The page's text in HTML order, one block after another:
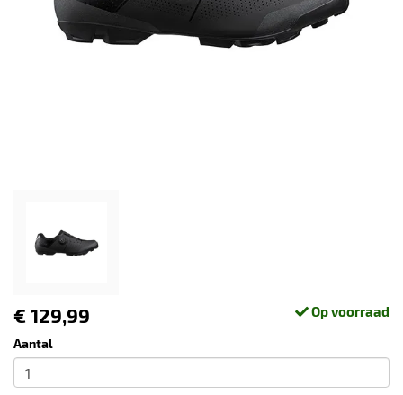
€ 129,99 Op voorraad
Aantal